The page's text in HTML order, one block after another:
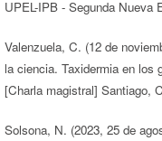
UPEL-IPB - Segunda Nueva
Valenzuela, C. (12 de
la ciencia. Taxidermia en los
[Charla magistral] Santiago,
Solsona, N. (2023, 25 de